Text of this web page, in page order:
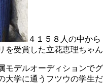
４１５８人の中から
を受賞した立花恵理ちゃん
モデルオーディションでグ
大学に通うフツウの学生だ